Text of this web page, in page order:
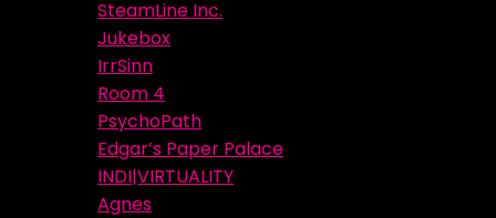
SteamLine Inc.
Jukebox
IrrSinn
Room 4
PsychoPath
Edgar’s Paper Palace
INDI|VIRTUALITY
Agnes